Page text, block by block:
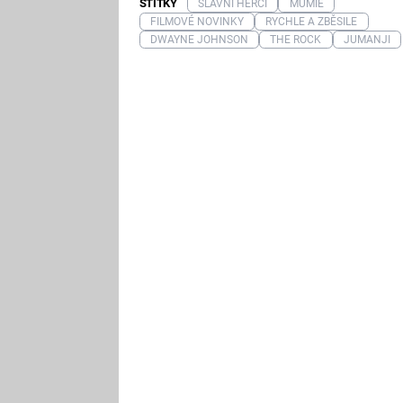
ŠTÍTKY SLAVNÍ HERCI
MUMIE
FILMOVÉ NOVINKY
RYCHLE A ZBĚSILE
DWAYNE JOHNSON
THE ROCK JUMANJI